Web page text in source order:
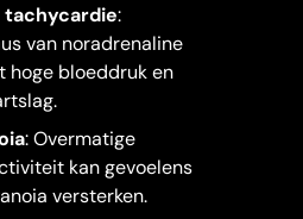
tachycardie:
van noradrenaline
hoge bloeddruk en
: Overmatige
kan gevoelens
versterken.